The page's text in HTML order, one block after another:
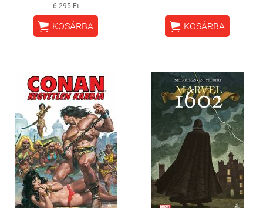
6 295 Ft
 KOSÁRBA  KOSÁRBA